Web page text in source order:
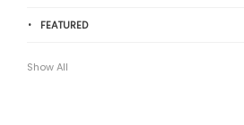
FEATURED
Show All